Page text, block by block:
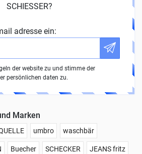
SCHIESSER?
adresse ein:
der website zu und stimme der
persönlichen daten zu.
Marken
umbro waschbär
Buecher SCHECKER JEANS fritz